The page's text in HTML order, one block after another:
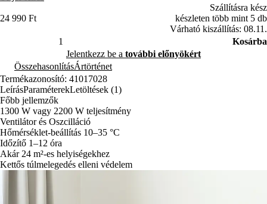
24 990 Ft
Szállításra kész
készleten több mint 5 db
Várható kiszállítás: 08.11.
Kosárba
Jelentkezz be a további előnyökért
ÖsszehasonlításÁrtörténet
Termékazonosító: 41017028
LeírásParaméterekLetöltések (1)
Főbb jellemzők
1300 W vagy 2200 W teljesítmény
Ventilátor és Oszcilláció
Hőmérséklet-beállítás 10–35 °C
Időzítő 1–12 óra
Akár 24 m²-es helyiségekhez
Kettős túlmelegedés elleni védelem